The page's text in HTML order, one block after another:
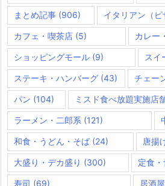
まとめ記事 (906) イタリアン（ピ
カフェ・喫茶店 (5) カレー
ショッピングモール (9) スイ
ステーキ・ハンバーグ (43) チェー
パン (104) ミスド食べ放題実施店
ラーメン・二郎系 (121)
和食・うどん・そば (24) 唐揚
大盛り・デカ盛り (300) 定食
寿司 (69) 居酒屋